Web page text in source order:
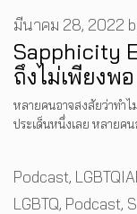
Sapphicity
ถึงไม่เพียงพอ
มีนาคม 28, 2022
หลายคนอาจสงสัยว่าทำ
ประเด็นหนึ่งเลย หลายคน
Categories
Podcast,
Tags
LGBTQ, Podcast,